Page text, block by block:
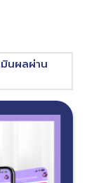
นผลผ่าน